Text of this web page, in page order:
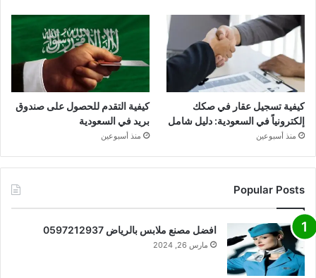
كيفية تسجيل عقار في صكك
إلكترونياً في السعودية: دليل شامل
منذ أسبوعين
كيفية التقدم للحصول على صندوق
بريد في السعودية
منذ أسبوعين
Popular Posts
افضل مصنع ملابس بالرياض 0597212937
مارس 26, 2024